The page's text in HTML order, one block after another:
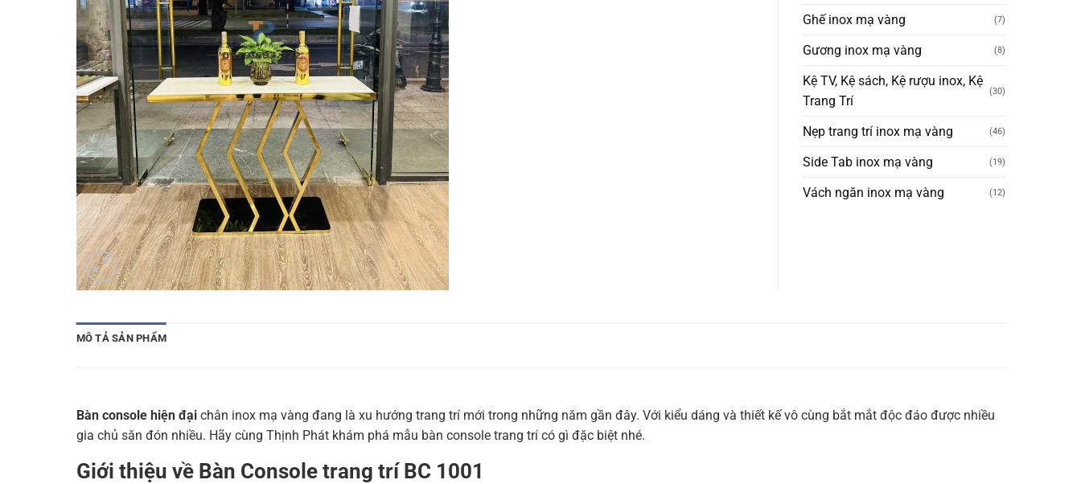
Ghế inox mạ vàng (7)
Gương inox mạ vàng (8)
Kệ TV, Kệ sách, Kệ rượu inox, Kệ
Trang Trí
(30)
Nẹp trang trí inox mạ vàng (46)
Side Tab inox mạ vàng (19)
Vách ngăn inox mạ vàng (12)
MÔ TẢ SẢN PHẨM
Bàn console hiện đạichân inox mạ vàng đang là xu hướng trang trí mới trong những năm gần đây. Với kiểu dáng và thiết kế vô cùng bắt mắt độc đáo được nhiều
gia chủ săn đón nhiều. Hãy cùng Thịnh Phát khám phá mẫu bàn console trang trí có gì đặc biệt nhé.
Giới thiệu về Bàn Console trang trí BC 1001